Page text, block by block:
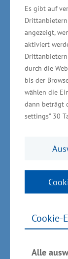
Es gibt auf
Drittanbietern
angezeigt,
aktiviert
durch die
bis der
wählen die
dann beträgt
settings" 30
Cookie-
Alle
58 Betrieben
Instrument
kommt. Die
gesunken.
21.663
In
Vergleich
3.000